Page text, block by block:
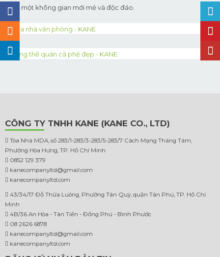
thức một không gian mới mẻ và độc đáo.
CÔNG TY TNHH KANE (KANE CO., LTD)
Tòa Nhà MDA, số 283/1-283/3-283/5-283/7 Cách Mạng Tháng Tám,
Phường Hòa Hưng, TP. Hồ Chí Minh
0852 129 379
kanecompanyltd@gmail.com
kanecompanyltd.com
43/34/17 Đỗ Thừa Luông, Phường Tân Quý, quận Tân Phú, TP. Hồ Chí
Minh
4B/36 An Hòa - Tân Tiến - Đồng Phú - Bình Phước
08 2626 6878
kanecompanyltd@gmail.com
kanecompanyltd.com